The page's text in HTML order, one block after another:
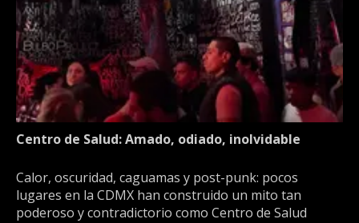
Centro de Salud: Amado, odiado, inolvidable
Calor, oscuridad, caguamas y post-punk: pocos
lugares en la CDMX han construido un mito tan
poderoso y contradictorio como Centro de Salud